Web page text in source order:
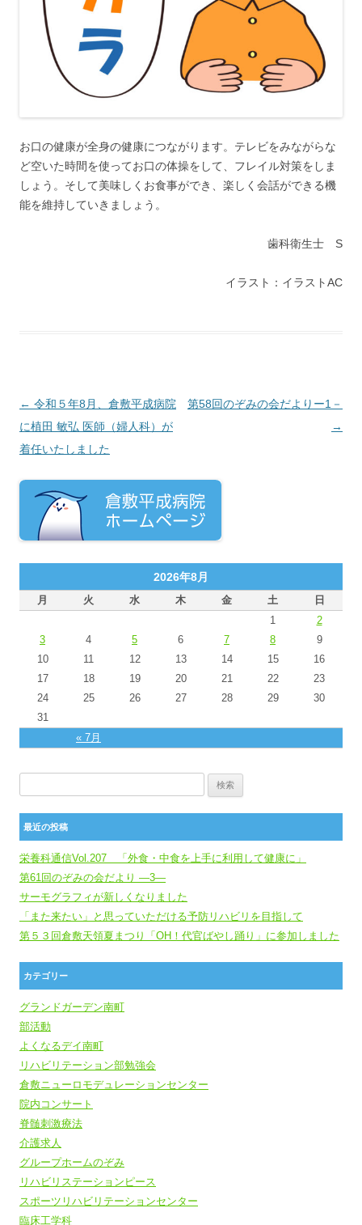
お口の健康が全身の健康につながります。テレビをみながらな
ど空いた時間を使ってお口の体操をして、フレイル対策をしま
しょう。そして美味しくお食事ができ、楽しく会話ができる機
能を維持していきましょう。
歯科衛生士 S
イラスト：イラストAC
投稿ナビゲーション
← 令和５年8月、倉敷平成病院
に植田 敏弘 医師（婦人科）が
着任いたしました
第58回のぞみの会だよりー1－
→
2026年8月
月 火 水 木 金 土 日
« 7月
1
2
3
4 5 6 7 8
9
10
11 12 13 14 15
16
17
18 19 20 21 22
23
24
25 26 27 28 29
30
31
最近の投稿
栄養科通信Vol.207 「外食・中食を上手に利用して健康に」
第61回のぞみの会だより ―3―
サーモグラフィが新しくなりました
「また来たい」と思っていただける予防リハビリを目指して
第５３回倉敷天領夏まつり「OH！代官ばやし踊り」に参加しました
カテゴリー
グランドガーデン南町
部活動
よくなるデイ南町
リハビリテーション部勉強会
倉敷ニューロモデュレーションセンター
院内コンサート
脊髄刺激療法
介護求人
グループホームのぞみ
リハビリステーションピース
スポーツリハビリテーションセンター
臨床工学科